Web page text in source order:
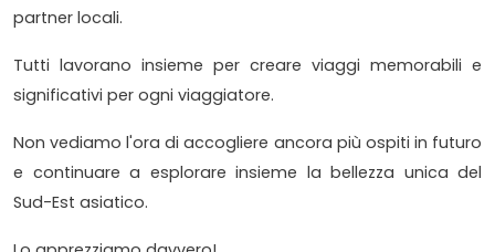
partner locali.
Tutti lavorano insieme per creare viaggi memorabili e
significativi per ogni viaggiatore.
Non vediamo l'ora di accogliere ancora più ospiti in futuro
e continuare a esplorare insieme la bellezza unica del
Sud-Est asiatico.